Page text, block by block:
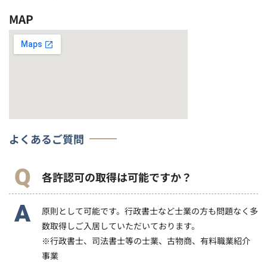
MAP
よくあるご質問
各許認可の取得は可能ですか？
原則として可能です。行政書士など士業の方も問題なく多
数取得しご入居していただいております。
※行政書士、司法書士等の士業、古物商、有料職業紹介
事業